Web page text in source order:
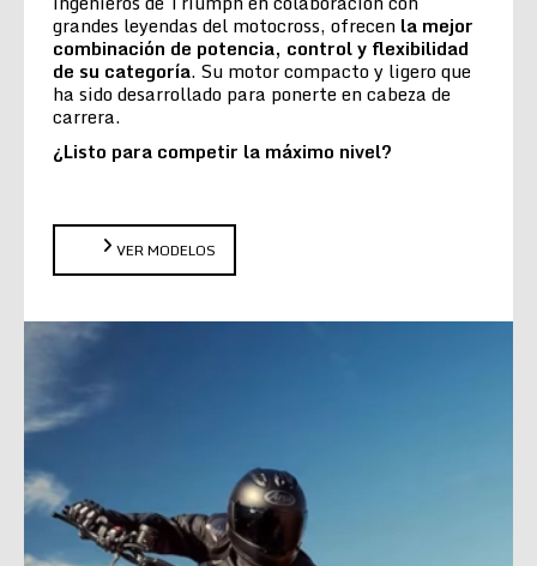
grandes leyendas del motocross, ofrecen la mejor
combinación de potencia, control y flexibilidad
de su categoría. Su motor compacto y ligero que
ha sido desarrollado para ponerte en cabeza de
carrera.
¿Listo para competir la máximo nivel?
VER MODELOS